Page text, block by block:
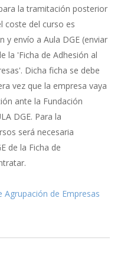
la tramitación posterior
coste del curso es
y envío a Aula DGE (enviar
la 'Ficha de Adhesión al
Dicha ficha se debe
vez que la empresa vaya
ante la Fundación
DGE. Para la
será necesaria
de la Ficha de
Agrupación de Empresas